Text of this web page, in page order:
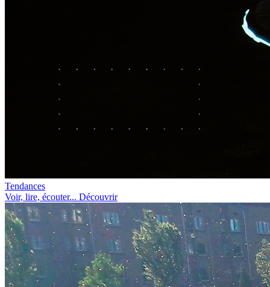
Tendances
Voir, lire, écouter... Découvrir